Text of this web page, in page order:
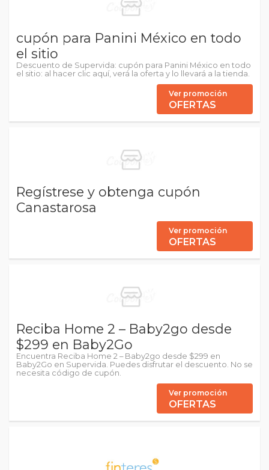
cupón para Panini México en todo
el sitio
Descuento de Supervida: cupón para Panini México en todo
el sitio: al hacer clic aquí, verá la oferta y lo llevará a la tienda.
Ver promoción
OFERTAS
Regístrese y obtenga cupón
Canastarosa
Ver promoción
OFERTAS
Reciba Home 2 – Baby2go desde
$299 en Baby2Go
Encuentra Reciba Home 2 – Baby2go desde $299 en
Baby2Go en Supervida. Puedes disfrutar el descuento. No se
necesita código de cupón.
Ver promoción
OFERTAS